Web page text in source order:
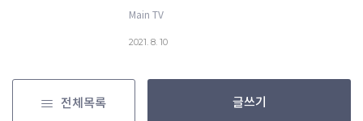
Main TV
2021. 8. 10
전체목록 글쓰기